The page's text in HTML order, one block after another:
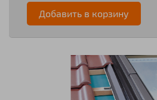
Добавить в корзину